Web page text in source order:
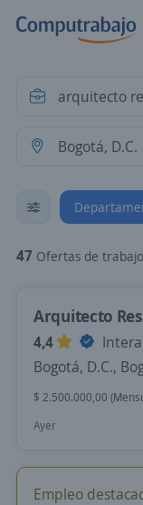
47 Ofertas de trabajo de
Arquitecto
4,4
Bogotá, D.C.,
$ 2.500.000,00
Ayer
Empleo